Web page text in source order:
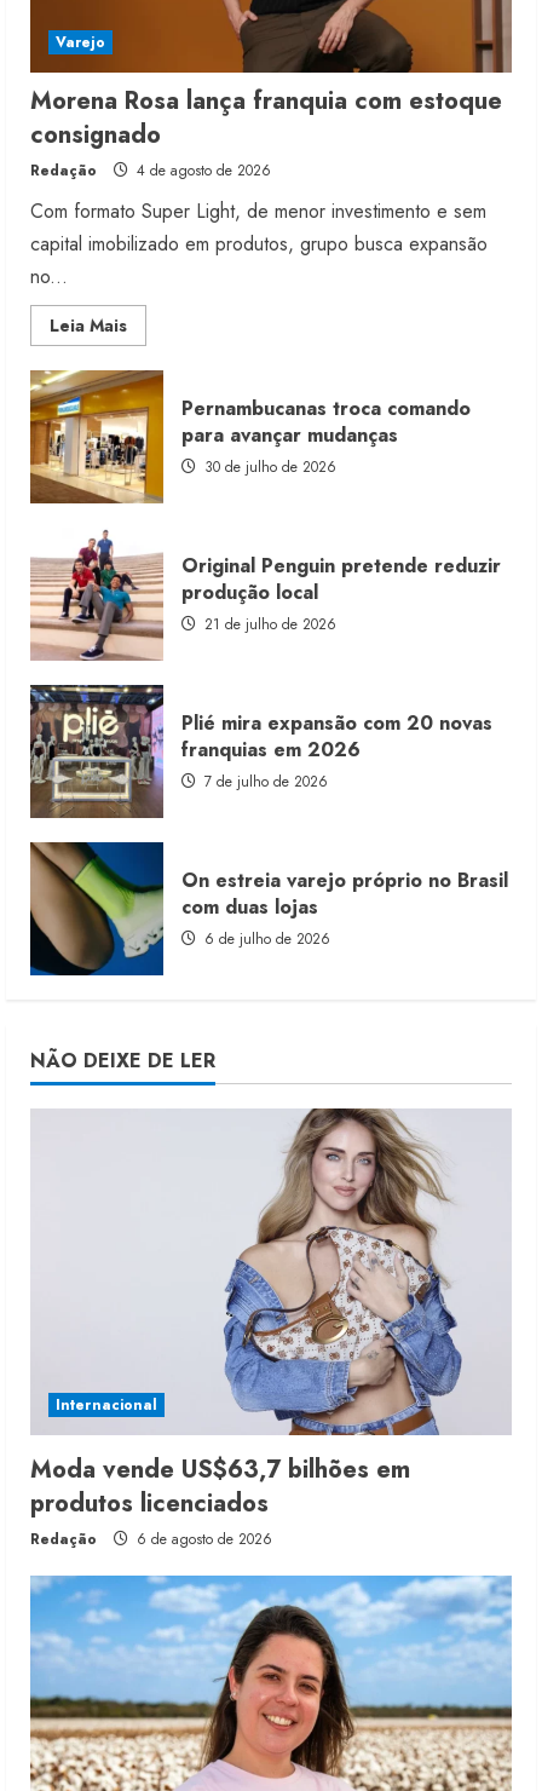
Varejo
Morena Rosa lança franquia com estoque
consignado
Redação 4 de agosto de 2026
Com formato Super Light, de menor investimento e sem
capital imobilizado em produtos, grupo busca expansão
no...
Leia MaisRead
more
Morena
Rosa
lança
franquia
com
estoque
consignado
Pernambucanas troca comando
para avançar mudanças
30 de julho de 2026
Original Penguin pretende reduzir
produção local
21 de julho de 2026
Plié mira expansão com 20 novas
franquias em 2026
7 de julho de 2026
On estreia varejo próprio no Brasil
com duas lojas
6 de julho de 2026
NÃO DEIXE DE LER
Internacional
Moda vende US$63,7 bilhões em
produtos licenciados
Redação 6 de agosto de 2026